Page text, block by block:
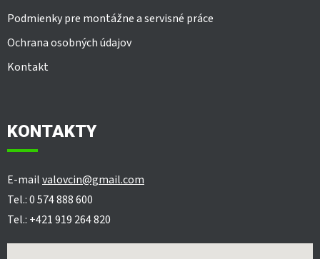
Podmienky pre montážne a servisné práce
Ochrana osobných údajov
Kontakt
KONTAKTY
E-mailvalovcin@gmail.com
Tel.: 0 574 888 600
Tel.: +421 919 264 820